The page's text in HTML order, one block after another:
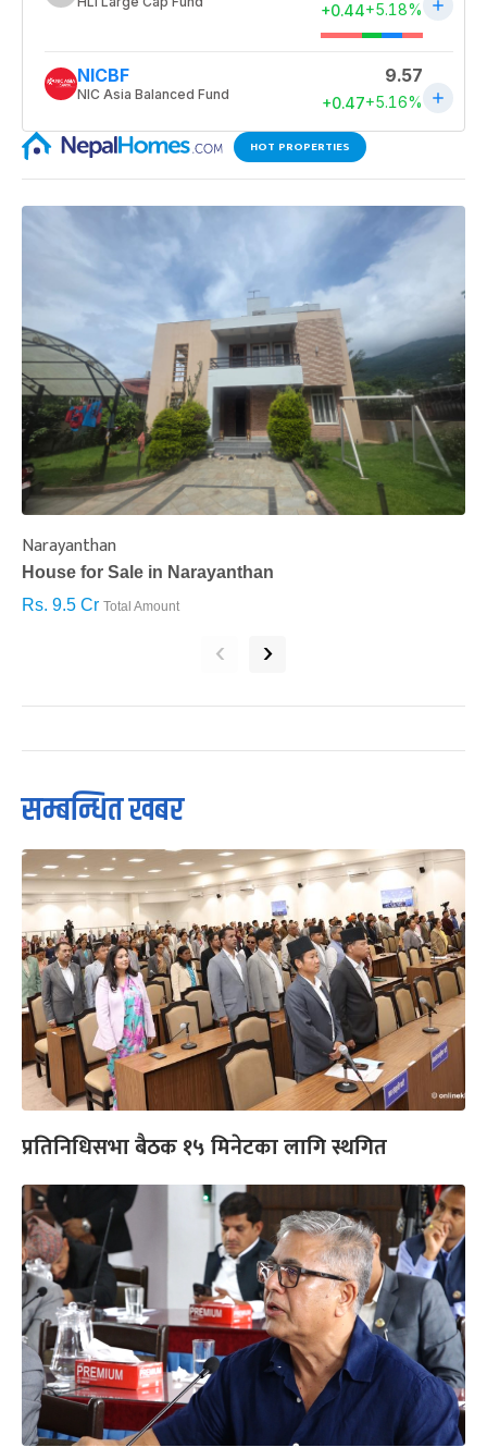
HOT PROPERTIES
Narayanthan
House for Sale in Narayanthan
Rs. 9.5 Cr Total Amount
‹ ›
सम्बन्धित खबर
प्रतिनिधिसभा बैठक १५ मिनेटका लागि स्थगित